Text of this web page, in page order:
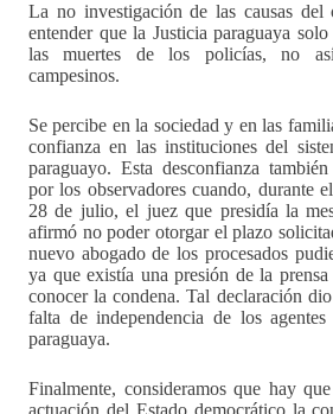
La no investigación de las causas del
entender que la Justicia paraguaya
las muertes de los policías, no
campesinos.
Se percibe en la sociedad y en las
confianza en las instituciones del
paraguayo. Esta desconfianza
por los observadores cuando, durante
28 de julio, el juez que presidía la
afirmó no poder otorgar el plazo
nuevo abogado de los procesados
ya que existía una presión de la
conocer la condena. Tal declaración
falta de independencia de los
paraguaya.
Finalmente, consideramos que hay